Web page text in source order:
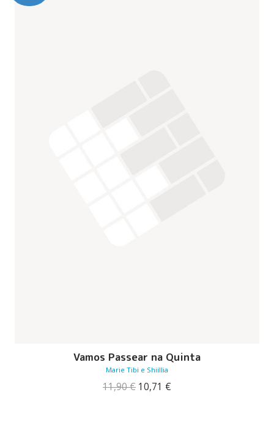
Vamos Passear na Quinta
Marie Tibi e Shiillia
11,90€ O
10,71 €